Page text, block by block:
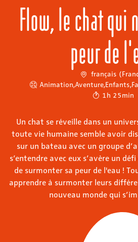
Flow, le chat qui
peur de
français
Animation,Aventure,Enfants,
1h 25min
Un chat se réveille dans un
toute vie humaine semble avoir
sur un bateau avec un groupe
s’entendre avec eux s’avère un
de surmonter sa peur de l'eau !
apprendre à surmonter leurs
nouveau monde qui